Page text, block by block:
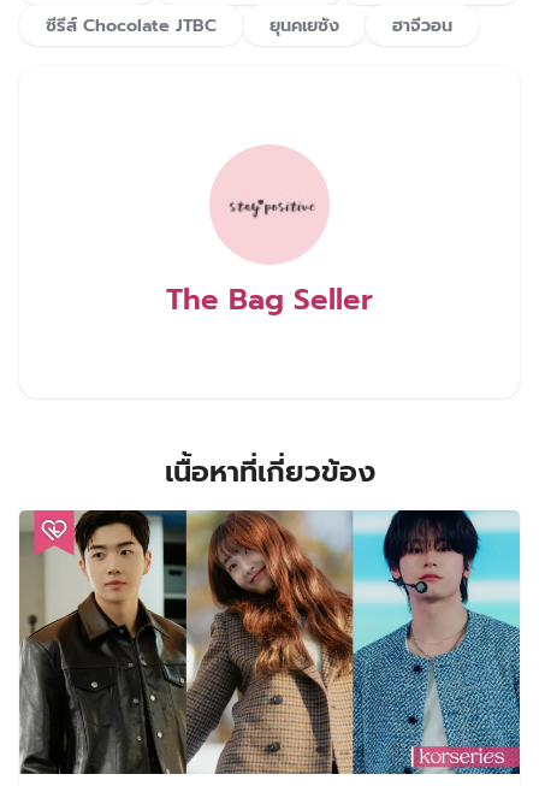
ซีรีส์ Chocolate JTBC
ยุนคเยซัง ฮาจีวอน
The Bag Seller
เนื้อหาที่เกี่ยวข้อง